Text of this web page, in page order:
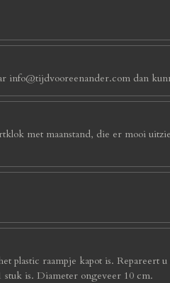
info@tijdvooreenander.com dan
met maanstand, die er mooi
plastic raampje kapot is. Repareert
stuk is. Diameter ongeveer 10 cm.